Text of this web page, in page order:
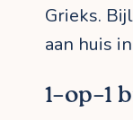
Grieks.
aan huis
1-op-1